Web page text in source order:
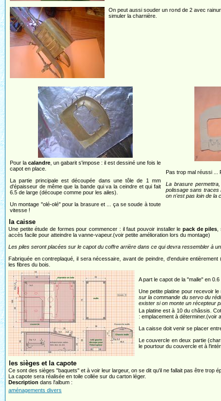
On peut aussi souder un rond de 2 avec
simuler la charnière.
Pour la calandre , un gabarit s'impose : il est dessiné une fois le
capot en place.
La partie principale est découpée dans une tôle de 1 mm
d'épaisseur de même que la bande qui va la ceindre et qui fait
6.5 de large (découpe comme pour les ailes).
Un montage "olé-olé" pour la brasure et ... ça se soude à toute
vitesse !
Pas trop mal réussi ...
La brasure
polissage sans traces
on n'est pas loin de la
la caisse
Une petite étude de formes pour commencer : il faut pouvoir installer le pack de piles
accès facile pour atteindre la vanne-vapeur.(voir petite amélioration lors du montage)
Les piles seront placées sur le capot du coffre arrière dans ce qui devra ressembler à
Fabriquée en contreplaqué, il sera nécessaire, avant de peindre, d'enduire
les fibres du bois.
A part le capot de la "malle" en
Une petite platine pour recevoir
sur la commande du servo du
exister si on monte un récepteur
La platine est à 10 du châssis.
: emplacement à déterminer.(voir
La caisse doit venir se placer
Le couvercle en deux partie
le pourtour du couvercle et à
les sièges et la capote
Ce sont des sièges "baquets" et à voir leur largeur, on se dit qu'il ne fallait pas être trop
La capote sera réalisée en toile collée sur du carton léger.
Description dans l'album :
aménagements divers